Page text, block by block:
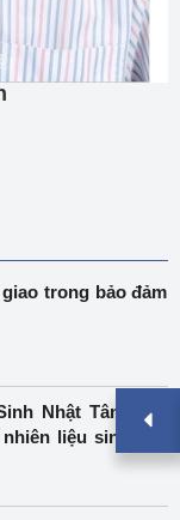
trong bảo đảm
Nhật Tân kiểm
liệu sinh học